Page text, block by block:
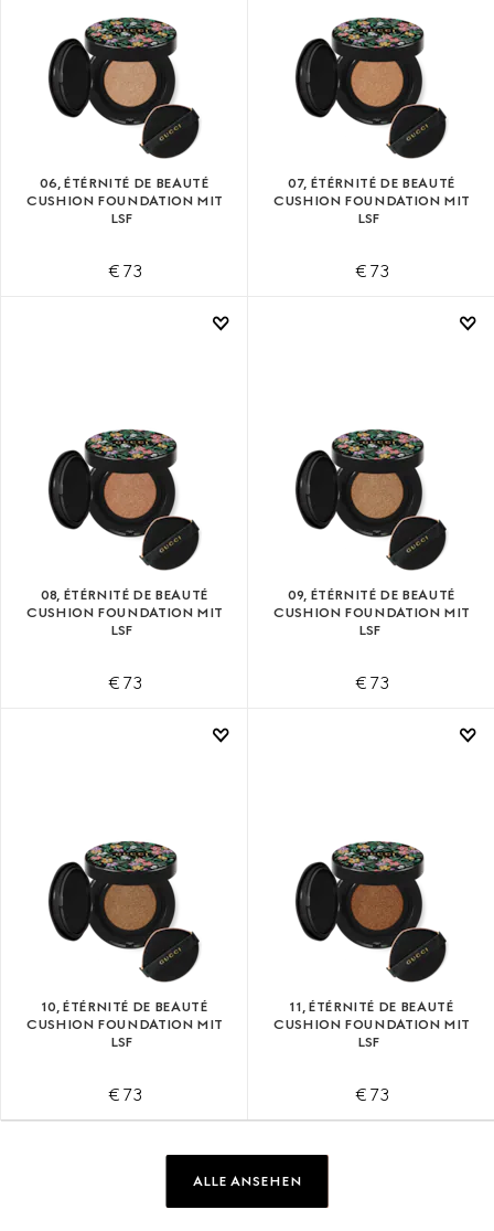
06, ÉTÉRNITÉ DE BEAUTÉ
CUSHION FOUNDATION MIT
LSF
€ 73
07, ÉTÉRNITÉ DE BEAUTÉ
CUSHION FOUNDATION MIT
LSF
€ 73
08, ÉTÉRNITÉ DE BEAUTÉ
CUSHION FOUNDATION MIT
LSF
€ 73
09, ÉTÉRNITÉ DE BEAUTÉ
CUSHION FOUNDATION MIT
LSF
€ 73
10, ÉTÉRNITÉ DE BEAUTÉ
CUSHION FOUNDATION MIT
LSF
€ 73
11, ÉTÉRNITÉ DE BEAUTÉ
CUSHION FOUNDATION MIT
LSF
€ 73
ALLE ANSEHEN